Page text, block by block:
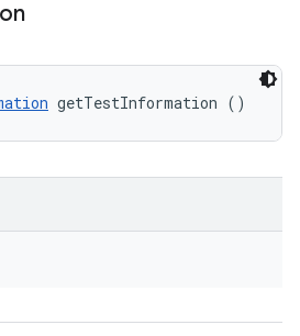
getTestInformation ()